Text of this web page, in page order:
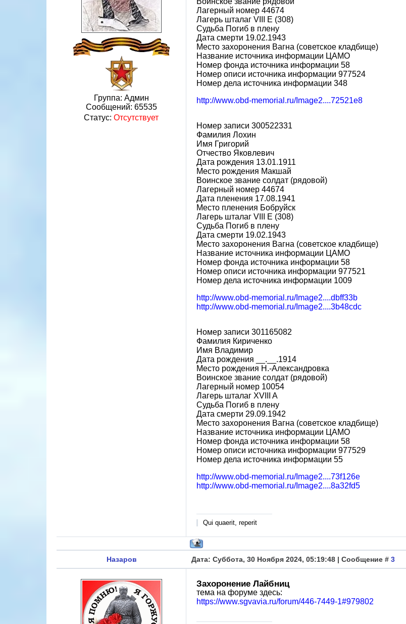
Группа: Админ
Сообщений: 65535
Статус: Отсутствует
Лагерный номер 44674
Лагерь шталаг VIII E (308)
Судьба Погиб в плену
Дата смерти 19.02.1943
Место захоронения Вагна (советское кладбище)
Название источника информации ЦАМО
Номер фонда источника информации 58
Номер описи источника информации 977524
Номер дела источника информации 348
http://www.obd-memorial.ru/Image2....72521e8
Номер записи 300522331
Фамилия Лохин
Имя Григорий
Отчество Яковлевич
Дата рождения 13.01.1911
Место рождения Макшай
Воинское звание солдат (рядовой)
Лагерный номер 44674
Дата пленения 17.08.1941
Место пленения Бобруйск
Лагерь шталаг VIII E (308)
Судьба Погиб в плену
Дата смерти 19.02.1943
Место захоронения Вагна (советское кладбище)
Название источника информации ЦАМО
Номер фонда источника информации 58
Номер описи источника информации 977521
Номер дела источника информации 1009
http://www.obd-memorial.ru/Image2....dbff33b
http://www.obd-memorial.ru/Image2....3b48cdc
Номер записи 301165082
Фамилия Кириченко
Имя Владимир
Дата рождения __.__.1914
Место рождения Н.-Александровка
Воинское звание солдат (рядовой)
Лагерный номер 10054
Лагерь шталаг XVIII A
Судьба Погиб в плену
Дата смерти 29.09.1942
Место захоронения Вагна (советское кладбище)
Название источника информации ЦАМО
Номер фонда источника информации 58
Номер описи источника информации 977529
Номер дела источника информации 55
http://www.obd-memorial.ru/Image2....73f126e
http://www.obd-memorial.ru/Image2....8a32fd5
Qui quaerit, reperit
Назаров Дата: Суббота, 30 Ноября 2024, 05:19:48 | Сообщение # 3
Захоронение Лайбниц
тема на форуме здесь:
https://www.sgvavia.ru/forum/446-7449-1#979802